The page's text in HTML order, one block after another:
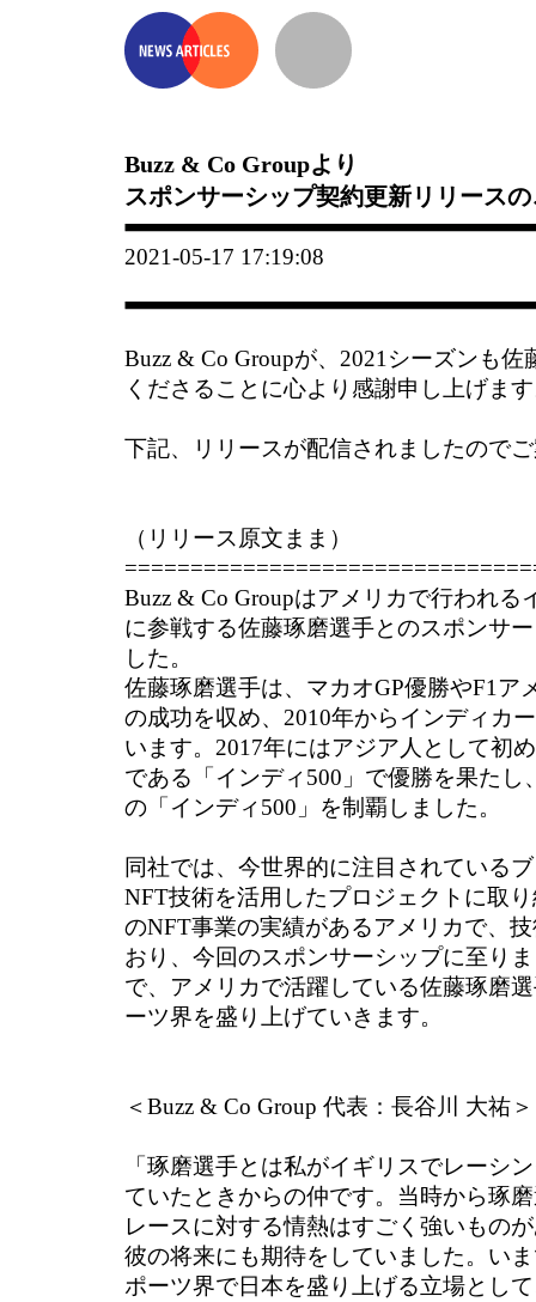
Buzz & Co Groupより
スポンサーシップ契約更新リリース
2021-05-17 17:19:08
Buzz & Co Groupが、2021シーズンも
くださることに心より感謝申し上げま
下記、リリースが配信されましたので
（リリース原文まま）
Buzz & Co Groupはアメリカで行われる
に参戦する佐藤琢磨選手とのスポンサ
した。
佐藤琢磨選手は、マカオGP優勝やF1ア
の成功を収め、2010年からインディカ
います。2017年にはアジア人として初
である「インディ500」で優勝を果たし
の「インディ500」を制覇しました。
同社では、今世界的に注目されている
NFT技術を活用したプロジェクトに取
のNFT事業の実績があるアメリカで、
おり、今回のスポンサーシップに至り
で、アメリカで活躍している佐藤琢磨
ーツ界を盛り上げていきます。
＜Buzz & Co Group 代表：長谷川 大祐＞
「琢磨選手とは私がイギリスでレーシ
ていたときからの仲です。当時から琢
レースに対する情熱はすごく強いもの
彼の将来にも期待をしていました。い
ポーツ界で日本を盛り上げる立場とし